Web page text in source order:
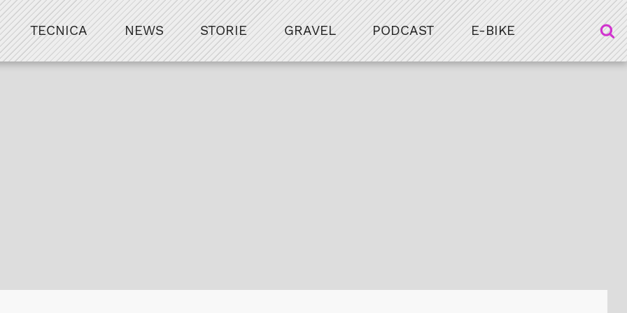
TECNICA NEWS STORIE GRAVEL PODCAST E-BIKE